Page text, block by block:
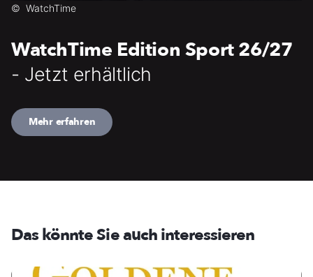
© WatchTime
WatchTime Edition Sport 26/27
- Jetzt erhältlich
Mehr erfahren
Das könnte Sie auch interessieren